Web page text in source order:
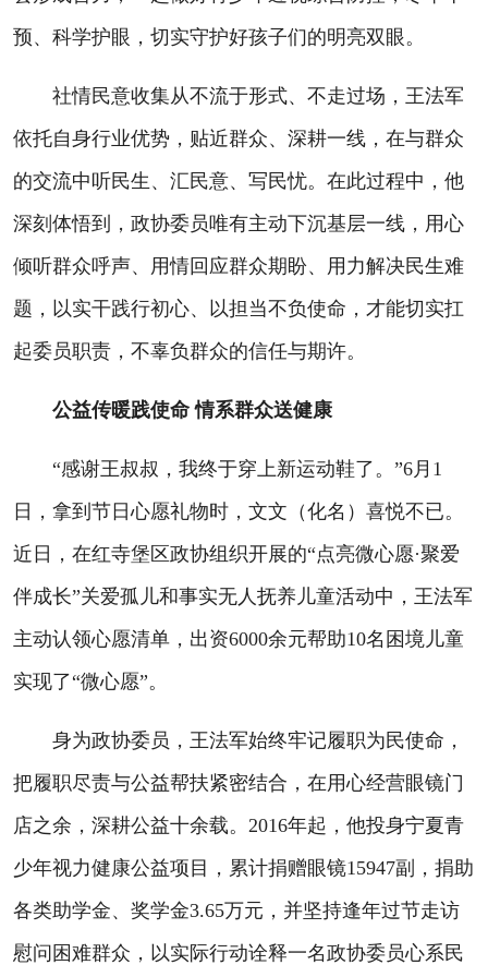
预、科学护眼，切实守护好孩子们的明亮双眼。
社情民意收集从不流于形式、不走过场，王法军
依托自身行业优势，贴近群众、深耕一线，在与群众
的交流中听民生、汇民意、写民忧。在此过程中，他
深刻体悟到，政协委员唯有主动下沉基层一线，用心
倾听群众呼声、用情回应群众期盼、用力解决民生难
题，以实干践行初心、以担当不负使命，才能切实扛
起委员职责，不辜负群众的信任与期许。
公益传暖践使命 情系群众送健康
“感谢王叔叔，我终于穿上新运动鞋了。”6月1
日，拿到节日心愿礼物时，文文（化名）喜悦不已。
近日，在红寺堡区政协组织开展的“点亮微心愿·聚爱
伴成长”关爱孤儿和事实无人抚养儿童活动中，王法军
主动认领心愿清单，出资6000余元帮助10名困境儿童
实现了“微心愿”。
身为政协委员，王法军始终牢记履职为民使命，
把履职尽责与公益帮扶紧密结合，在用心经营眼镜门
店之余，深耕公益十余载。2016年起，他投身宁夏青
少年视力健康公益项目，累计捐赠眼镜15947副，捐助
各类助学金、奖学金3.65万元，并坚持逢年过节走访
慰问困难群众，以实际行动诠释一名政协委员心系民